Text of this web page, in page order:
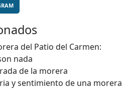
del Patio del Carmen:
nada
de la morera
y sentimiento de una morera